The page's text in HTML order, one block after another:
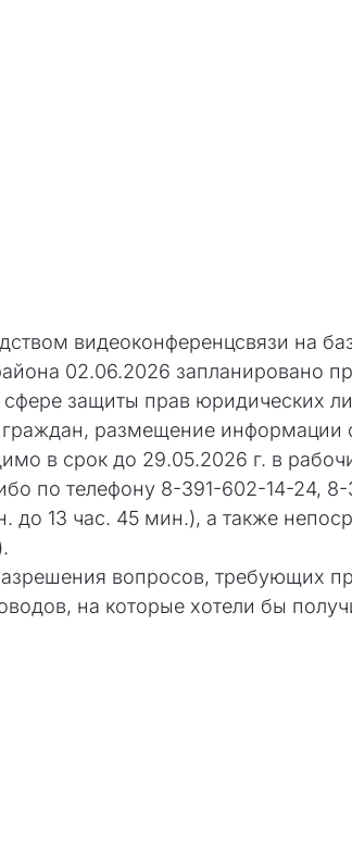
видеоконференцсвязи на
02.06.2026 запланировано
защиты прав юридических
размещение информации
в срок до 29.05.2026 г. в
по телефону 8-391-602-14-24,
13 час. 45 мин.), а также
вопросов, требующих
на которые хотели бы